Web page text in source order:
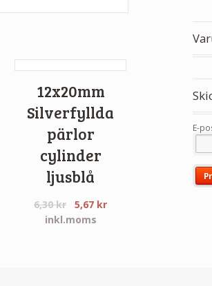
12x20mm
Silverfyllda
pärlor
cylinder
ljusblå
6,30kr 5,67 kr
inkl.moms
E-